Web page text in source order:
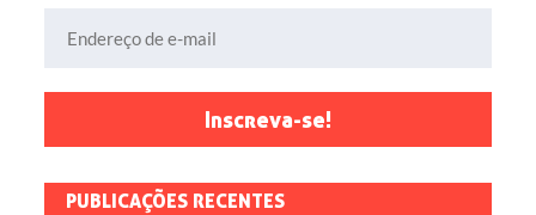
Inscreva-se!
PUBLICAÇÕES RECENTES